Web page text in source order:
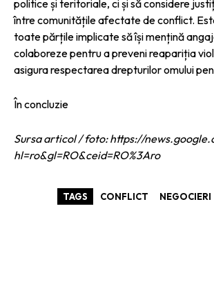
politice și teritoriale, ci și să considere
între comunitățile afectate de conflict.
toate părțile implicate să își mențină
colaboreze pentru a preveni reapariția
asigura respectarea drepturilor omului
În concluzie
Sursa articol / foto: https://
hl=ro&gl=RO&ceid=RO%3Aro
TAGS CONFLICT NEGOCIERI